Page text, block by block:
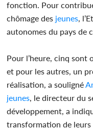
fonction. Pour
chômage des jeunes,
autonomes du pays de
Pour l’heure, cinq
et pour les autres, un
réalisation, a souligné
jeunes, le directeur du
développement, a
transformation de